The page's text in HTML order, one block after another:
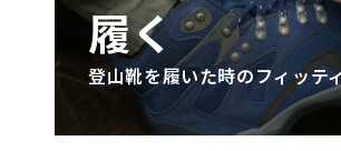
履く
登山靴を履いた時のフィッテ